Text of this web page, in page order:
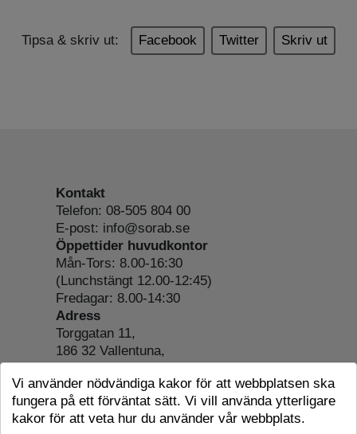
Tipsa & skriv ut: Facebook Twitter Skriv ut
Kontakt
Telefon: 08-505 804 00
E-post: info@sorab.se
Öppettider huvudkontor
Mån-Tors: 8.00-16:30
(Lunchstängt 12.00-12:45)
Fredagar: 8.00-14:30
Adress
Torggatan 11,
186 32 Vallentuna,
Org.nr: 556197-4022
Om webbplatsen
Tillgänglighetsredogörelse
Cookie-information
Vi använder nödvändiga kakor för att webbplatsen ska
fungera på ett förväntat sätt. Vi vill använda ytterligare
kakor för att veta hur du använder vår webbplats.